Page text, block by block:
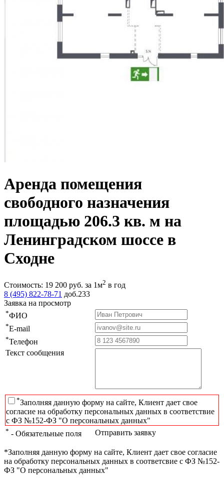
Аренда помещения
свободного назначения
площадью 206.3 кв. м на
Ленинградском шоссе в
Сходне
Стоимость: 19 200 руб. за 1м2 в год
8 (495) 822-78-71 доб.233
Заявка на просмотр
*ФИО
*E-mail
*Телефон
Текст сообщения
*Заполняя данную форму на сайте, Клиент дает свое
согласие на обработку персональных данных в соответствие
с ФЗ №152-ФЗ "О персональных данных"
* - Обязательные поля Отправить заявку
*Заполняя данную форму на сайте, Клиент дает свое согласие
на обработку персональных данных в соответсвие с ФЗ №152-
ФЗ "О персональных данных"